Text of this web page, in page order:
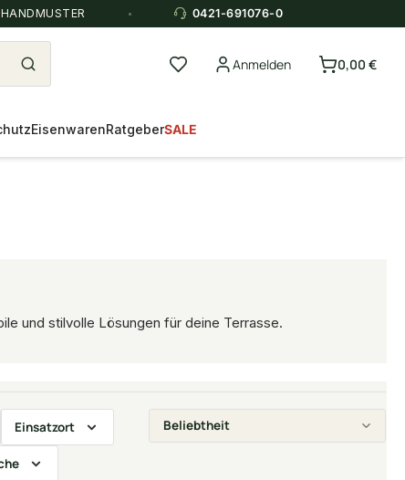
0421-691076-0
Anmelden 0,00 €
EisenwarenRatgeberSALE
und stilvolle Lösungen für deine Terrasse.
Einsatzort